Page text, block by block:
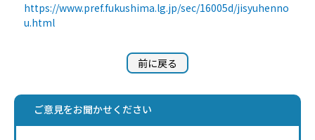
https://www.pref.fukushima.lg.jp/sec/16005d/jisyuhenno
u.html
前に戻る
ご意見をお聞かせください